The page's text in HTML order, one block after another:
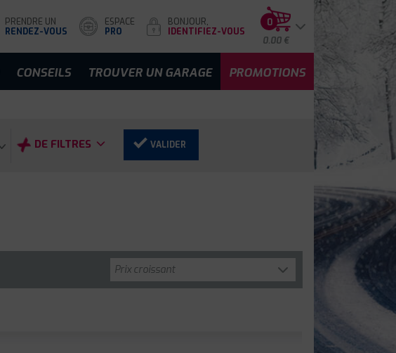
PRENDRE UN
RENDEZ-VOUS
ESPACE
PRO
BONJOUR,
IDENTIFIEZ-VOUS
0
0.00 €
CONSEILS TROUVER UN GARAGE PROMOTIONS
DE FILTRES VALIDER